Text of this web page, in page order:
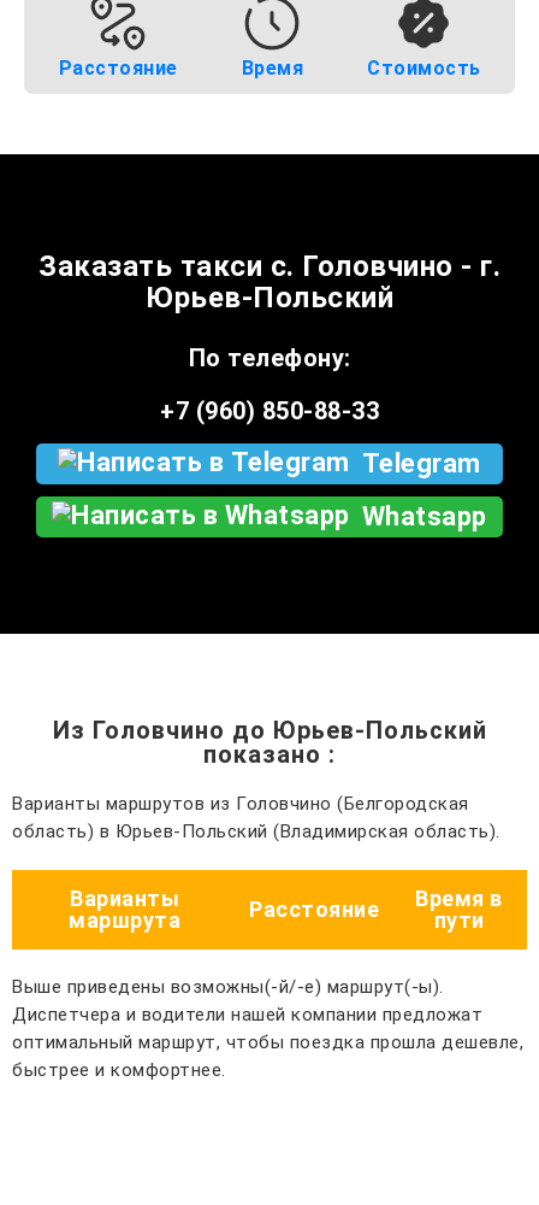
Расстояние Время Стоимость
Заказать такси с. Головчино - г.
Юрьев-Польский
По телефону:
+7 (960) 850-88-33
Telegram
Whatsapp
Из Головчино до Юрьев-Польский
показано :
Варианты маршрутов из Головчино (Белгородская
область) в Юрьев-Польский (Владимирская область).
Варианты
маршрута
Расстояние
Время в
пути
Выше приведены возможны(-й/-е) маршрут(-ы).
Диспетчера и водители нашей компании предложат
оптимальный маршрут, чтобы поездка прошла дешевле,
быстрее и комфортнее.